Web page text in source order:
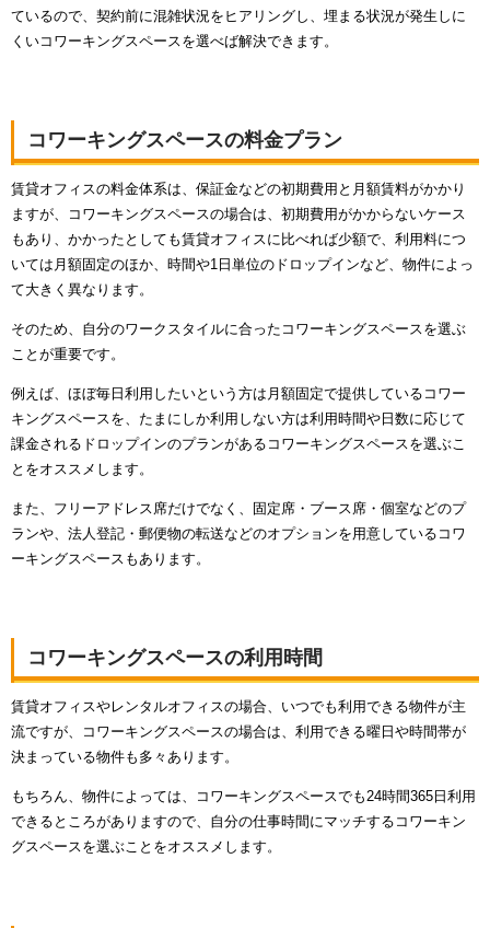
ているので、契約前に混雑状況をヒアリングし、埋まる状況が発生しに
くいコワーキングスペースを選べば解決できます。
コワーキングスペースの料金プラン
賃貸オフィスの料金体系は、保証金などの初期費用と月額賃料がかかり
ますが、コワーキングスペースの場合は、初期費用がかからないケース
もあり、かかったとしても賃貸オフィスに比べれば少額で、利用料につ
いては月額固定のほか、時間や1日単位のドロップインなど、物件によっ
て大きく異なります。
そのため、自分のワークスタイルに合ったコワーキングスペースを選ぶ
ことが重要です。
例えば、ほぼ毎日利用したいという方は月額固定で提供しているコワー
キングスペースを、たまにしか利用しない方は利用時間や日数に応じて
課金されるドロップインのプランがあるコワーキングスペースを選ぶこ
とをオススメします。
また、フリーアドレス席だけでなく、固定席・ブース席・個室などのプ
ランや、法人登記・郵便物の転送などのオプションを用意しているコワ
ーキングスペースもあります。
コワーキングスペースの利用時間
賃貸オフィスやレンタルオフィスの場合、いつでも利用できる物件が主
流ですが、コワーキングスペースの場合は、利用できる曜日や時間帯が
決まっている物件も多々あります。
もちろん、物件によっては、コワーキングスペースでも24時間365日利用
できるところがありますので、自分の仕事時間にマッチするコワーキン
グスペースを選ぶことをオススメします。